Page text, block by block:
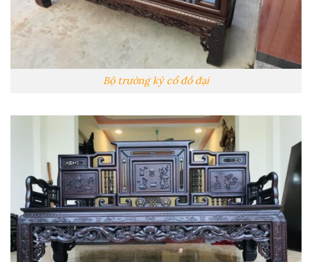
Bộ trường kỷ cổ đồ đại